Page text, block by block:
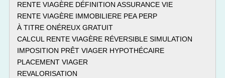
RENTE VIAGÈRE DÉFINITION ASSURANCE VIE
RENTE VIAGÈRE IMMOBILIERE PEA PERP
À TITRE ONÉREUX GRATUIT
CALCUL RENTE VIAGÈRE RÉVERSIBLE SIMULATION
IMPOSITION PRÊT VIAGER HYPOTHÉCAIRE
PLACEMENT VIAGER
REVALORISATION